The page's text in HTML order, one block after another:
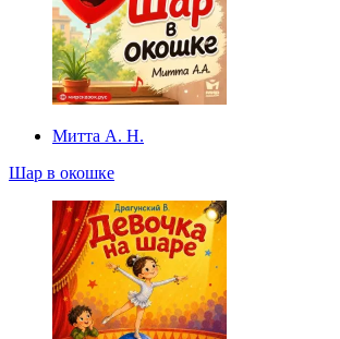
Митта А. Н.
Шар в окошке